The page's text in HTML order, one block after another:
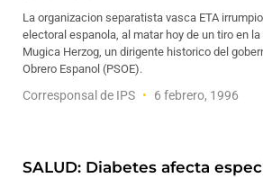
La organizacion separatista vasca ETA
electoral espanola, al matar hoy de un tiro en
Mugica Herzog, un dirigente historico del
Obrero Espanol (PSOE).
Corresponsal de IPS 6 febrero, 1996
SALUD: Diabetes afecta